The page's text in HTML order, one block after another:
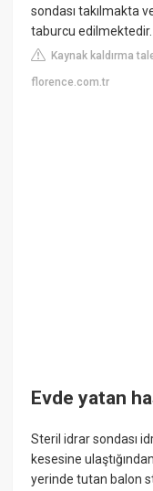
sondası takılmakta
taburcu edilmektedir.
Kaynak kaldırma
florence.com.tr
Evde yatan
Steril idrar sondası
kesesine
yerinde tutan balon